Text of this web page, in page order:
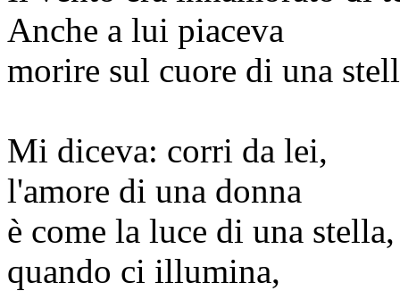
Anche a lui piaceva
morire sul cuore di una
Mi diceva: corri da lei,
l'amore di una donna
è come la luce di una stella,
quando ci illumina,